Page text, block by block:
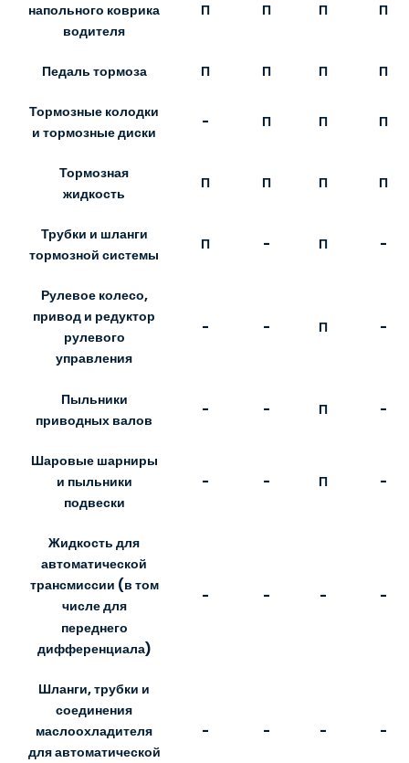
напольного коврика
водителя
П П П П
Педаль тормоза П П П П
Тормозные колодки
и тормозные диски
- П П П
Тормозная
жидкость
П П П П
Трубки и шланги
тормозной системы
П - П -
Рулевое колесо,
привод и редуктор
рулевого
управления
- - П -
Пыльники
приводных валов
- - П -
Шаровые шарниры
и пыльники
подвески
- - П -
Жидкость для
автоматической
трансмиссии (в том
числе для
переднего
дифференциала)
- - - -
Шланги, трубки и
соединения
маслоохладителя
для автоматической
- - - -